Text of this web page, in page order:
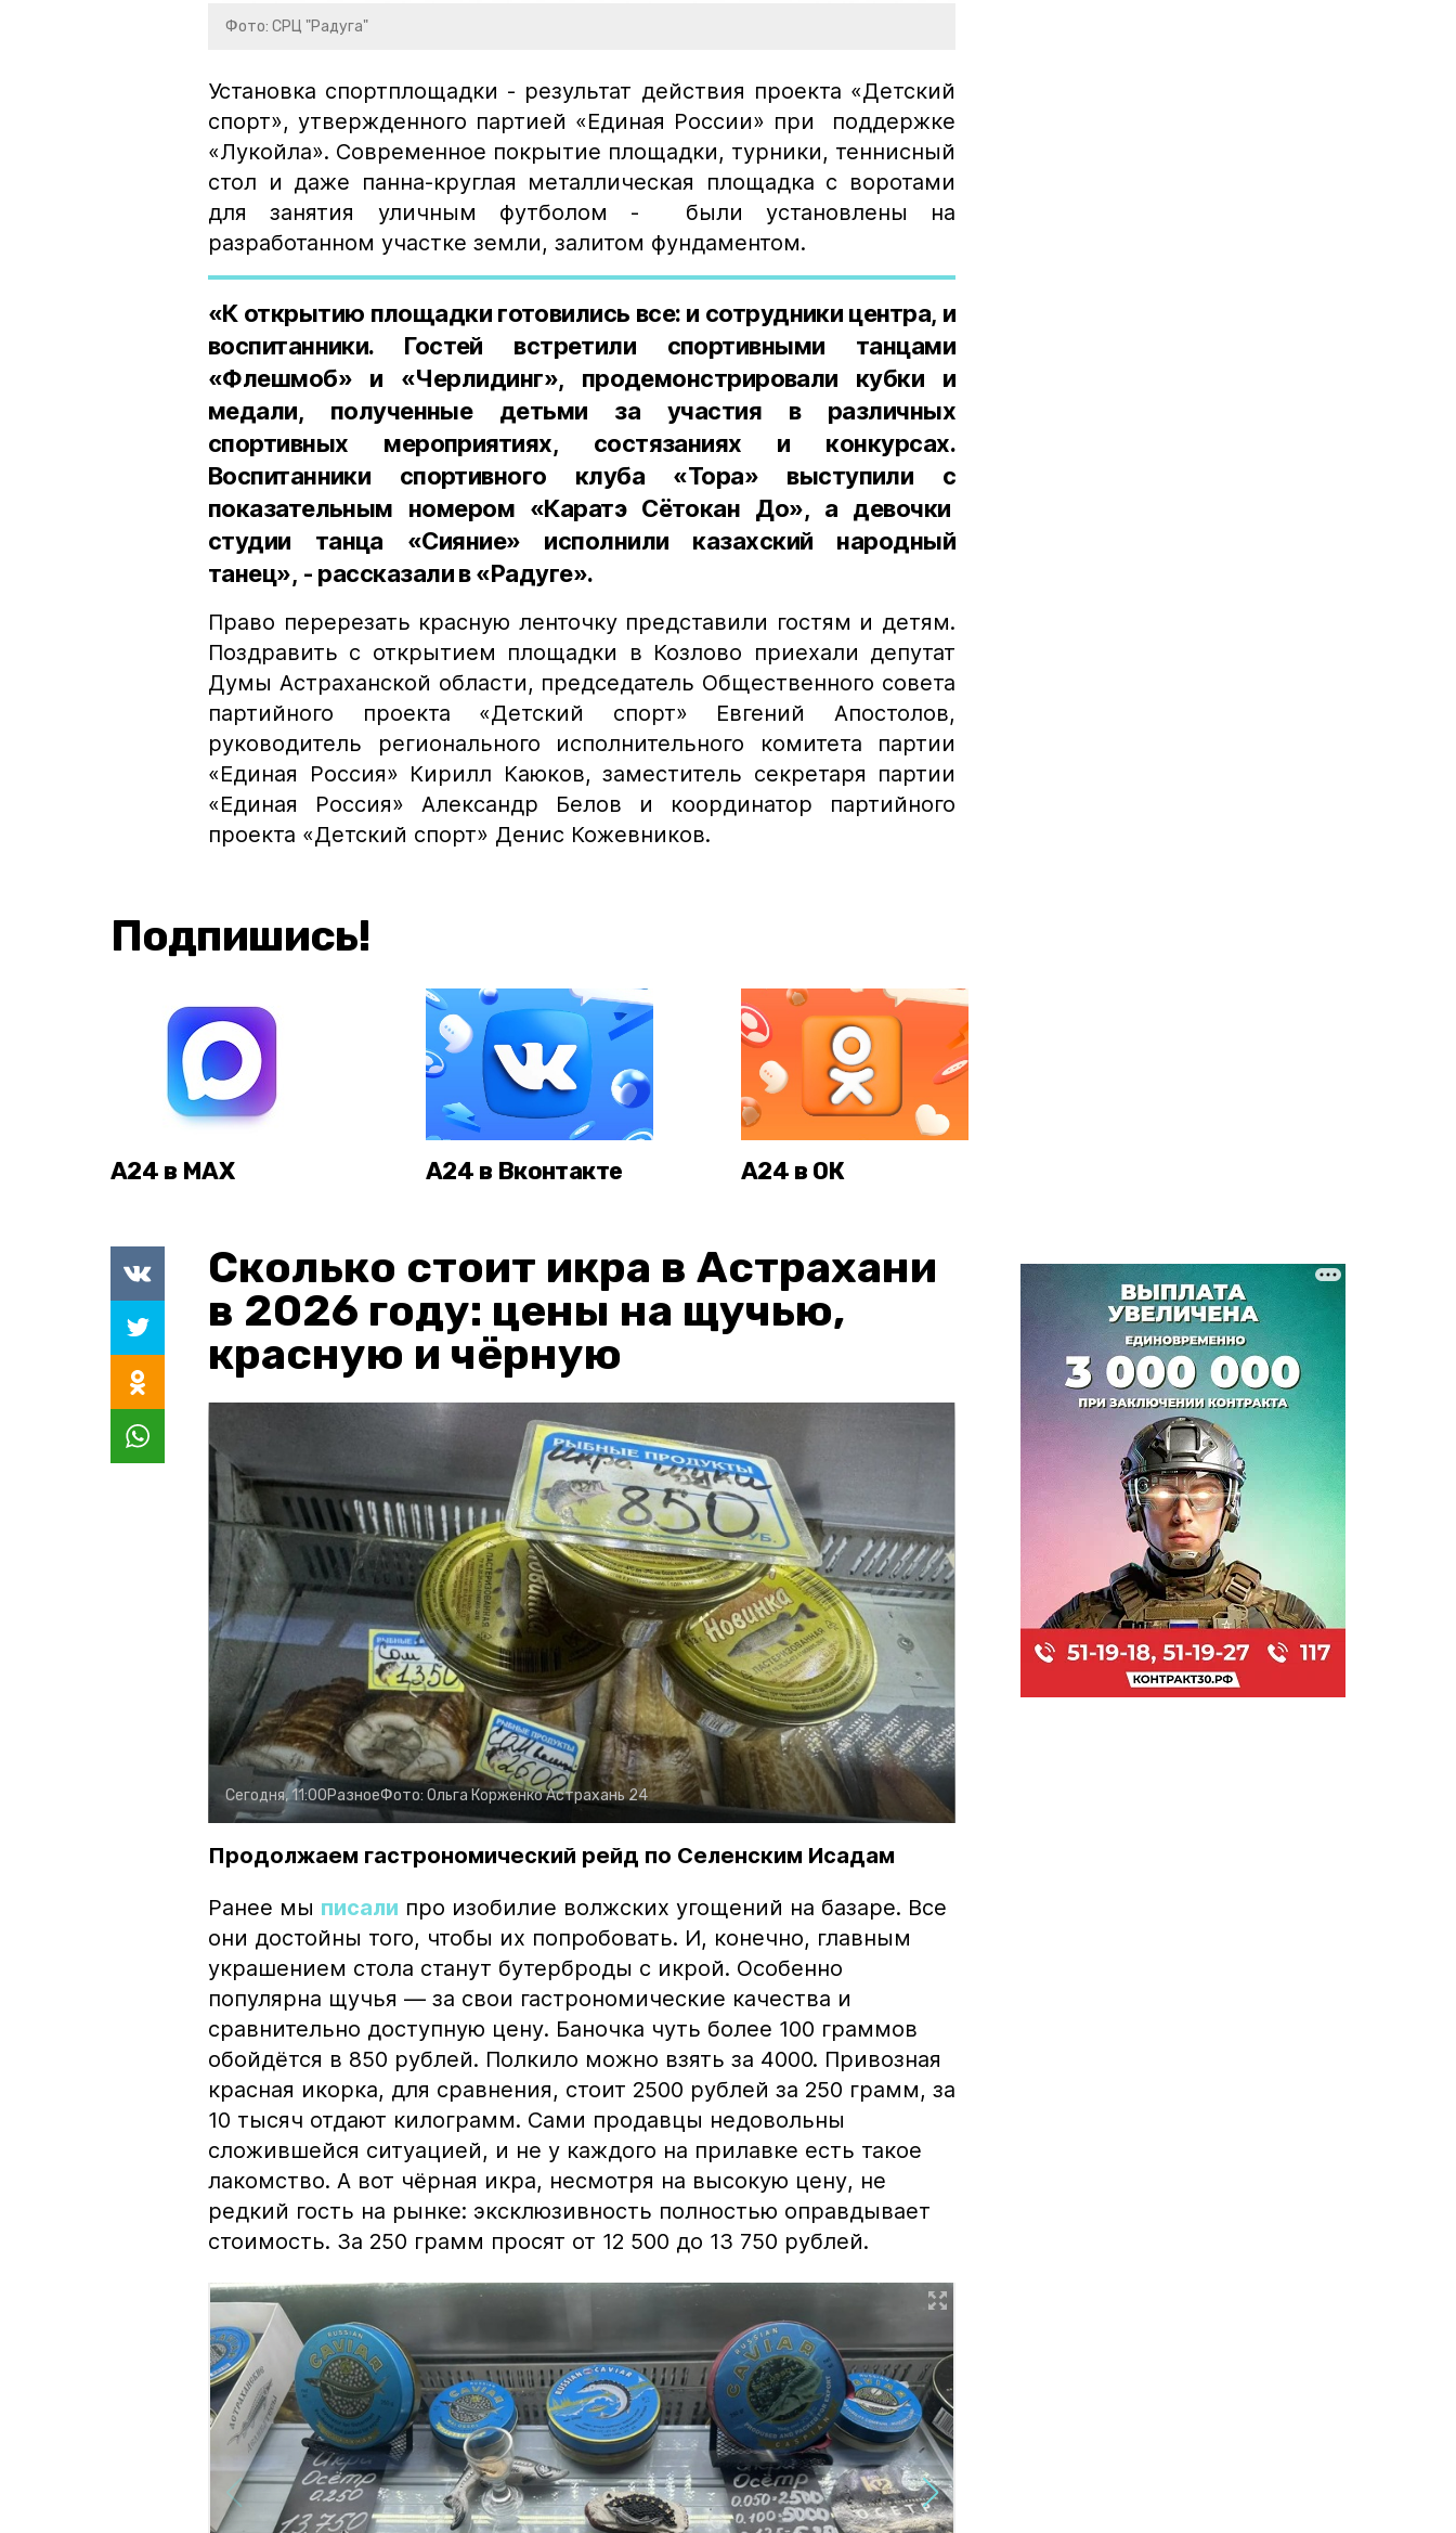
Фото: СРЦ "Радуга"
Установка спортплощадки - результат действия проекта «Детский
спорт», утвержденного партией «Единая России» при поддержке
«Лукойла». Современное покрытие площадки, турники, теннисный
стол и даже панна-круглая металлическая площадка с воротами
для занятия уличным футболом - были установлены на
разработанном участке земли, залитом фундаментом.
«К открытию площадки готовились все: и сотрудники центра, и
воспитанники. Гостей встретили спортивными танцами
«Флешмоб» и «Черлидинг», продемонстрировали кубки и
медали, полученные детьми за участия в различных
спортивных мероприятиях, состязаниях и конкурсах.
Воспитанники спортивного клуба «Тора» выступили с
показательным номером «Каратэ Сётокан До», а девочки
студии танца «Сияние» исполнили казахский народный
танец», - рассказали в «Радуге».
Право перерезать красную ленточку представили гостям и детям.
Поздравить с открытием площадки в Козлово приехали депутат
Думы Астраханской области, председатель Общественного совета
партийного проекта «Детский спорт» Евгений Апостолов,
руководитель регионального исполнительного комитета партии
«Единая Россия» Кирилл Каюков, заместитель секретаря партии
«Единая Россия» Александр Белов и координатор партийного
проекта «Детский спорт» Денис Кожевников.
Подпишись!
А24 в MAX А24 в Вконтакте А24 в ОК
Сколько стоит икра в Астрахани
в 2026 году: цены на щучью,
красную и чёрную
Сегодня, 11:00РазноеФото: Ольга КорженкоАстрахань 24
Продолжаем гастрономический рейд по Селенским Исадам
Ранее мы писали про изобилие волжских угощений на базаре. Все
они достойны того, чтобы их попробовать. И, конечно, главным
украшением стола станут бутерброды с икрой. Особенно
популярна щучья — за свои гастрономические качества и
сравнительно доступную цену. Баночка чуть более 100 граммов
обойдётся в 850 рублей. Полкило можно взять за 4000. Привозная
красная икорка, для сравнения, стоит 2500 рублей за 250 грамм, за
10 тысяч отдают килограмм. Сами продавцы недовольны
сложившейся ситуацией, и не у каждого на прилавке есть такое
лакомство. А вот чёрная икра, несмотря на высокую цену, не
редкий гость на рынке: эксклюзивность полностью оправдывает
стоимость. За 250 грамм просят от 12 500 до 13 750 рублей.